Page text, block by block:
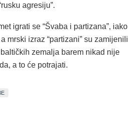
agresiju”.
igrati se “Švaba i partizana”, iako
mrski izraz “partizani” su zamijenili
zemalja barem nikad nije
a to će potrajati.